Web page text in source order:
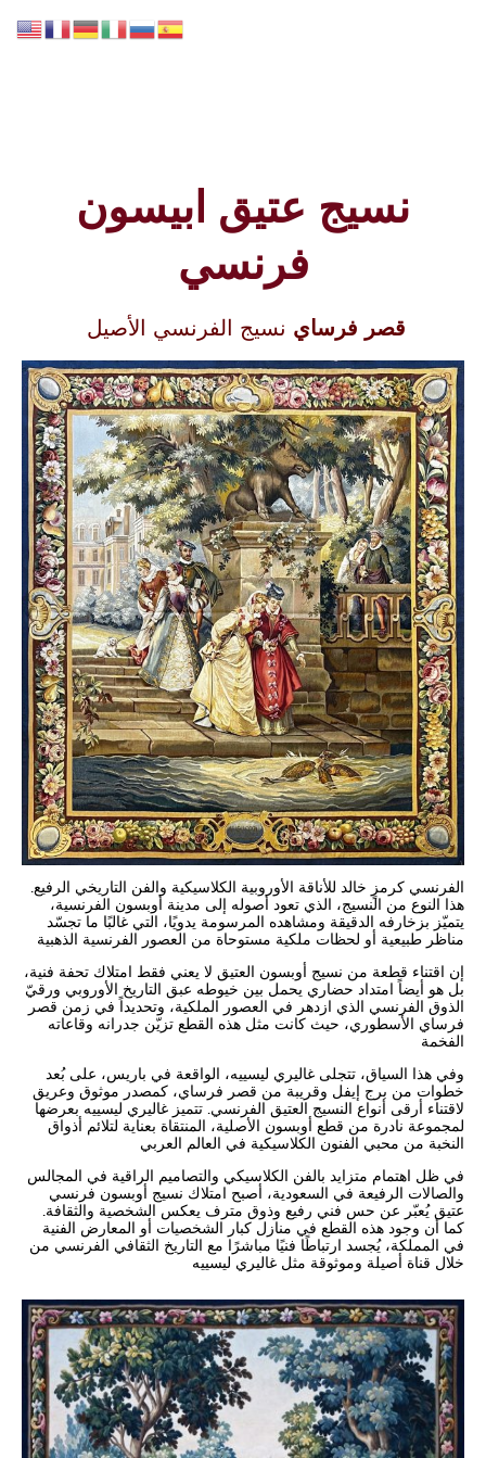
GALERIE LISSIER
نسيج عتيق ابيسون
فرنسي
قصر فرساي نسيج الفرنسي الأصيل
الفرنسي كرمزٍ خالد للأناقة الأوروبية الكلاسيكية والفن التاريخي الرفيع.
هذا النوع من النسيج، الذي تعود أصوله إلى مدينة أوبسون الفرنسية،
يتميّز بزخارفه الدقيقة ومشاهده المرسومة يدويًا، التي غالبًا ما تجسّد
مناظر طبيعية أو لحظات ملكية مستوحاة من العصور الفرنسية الذهبية
إن اقتناء قطعة من نسيج أوبسون العتيق لا يعني فقط امتلاك تحفة فنية،
بل هو أيضاً امتداد حضاري يحمل بين خيوطه عبق التاريخ الأوروبي ورقيّ
الذوق الفرنسي الذي ازدهر في العصور الملكية، وتحديداً في زمن قصر
فرساي الأسطوري، حيث كانت مثل هذه القطع تزيّن جدرانه وقاعاته
الفخمة
وفي هذا السياق، تتجلى غاليري ليسييه، الواقعة في باريس، على بُعد
خطوات من برج إيفل وقريبة من قصر فرساي، كمصدر موثوق وعريق
لاقتناء أرقى أنواع النسيج العتيق الفرنسي. تتميز غاليري ليسييه بعرضها
لمجموعة نادرة من قطع أوبسون الأصلية، المنتقاة بعناية لتلائم أذواق
النخبة من محبي الفنون الكلاسيكية في العالم العربي
في ظل اهتمام متزايد بالفن الكلاسيكي والتصاميم الراقية في المجالس
والصالات الرفيعة في السعودية، أصبح امتلاك نسيج أوبسون فرنسي
عتيق يُعبّر عن حس فني رفيع وذوق مترف يعكس الشخصية والثقافة.
كما أن وجود هذه القطع في منازل كبار الشخصيات أو المعارض الفنية
في المملكة، يُجسد ارتباطًا فنيًا مباشرًا مع التاريخ الثقافي الفرنسي من
خلال قناة أصيلة وموثوقة مثل غاليري ليسييه